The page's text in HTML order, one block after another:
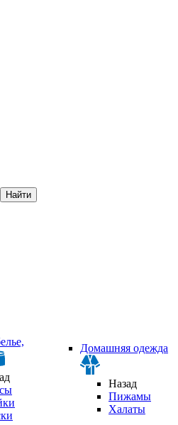
Найти
Домашняя одежда
Назад
Пижамы
Халаты